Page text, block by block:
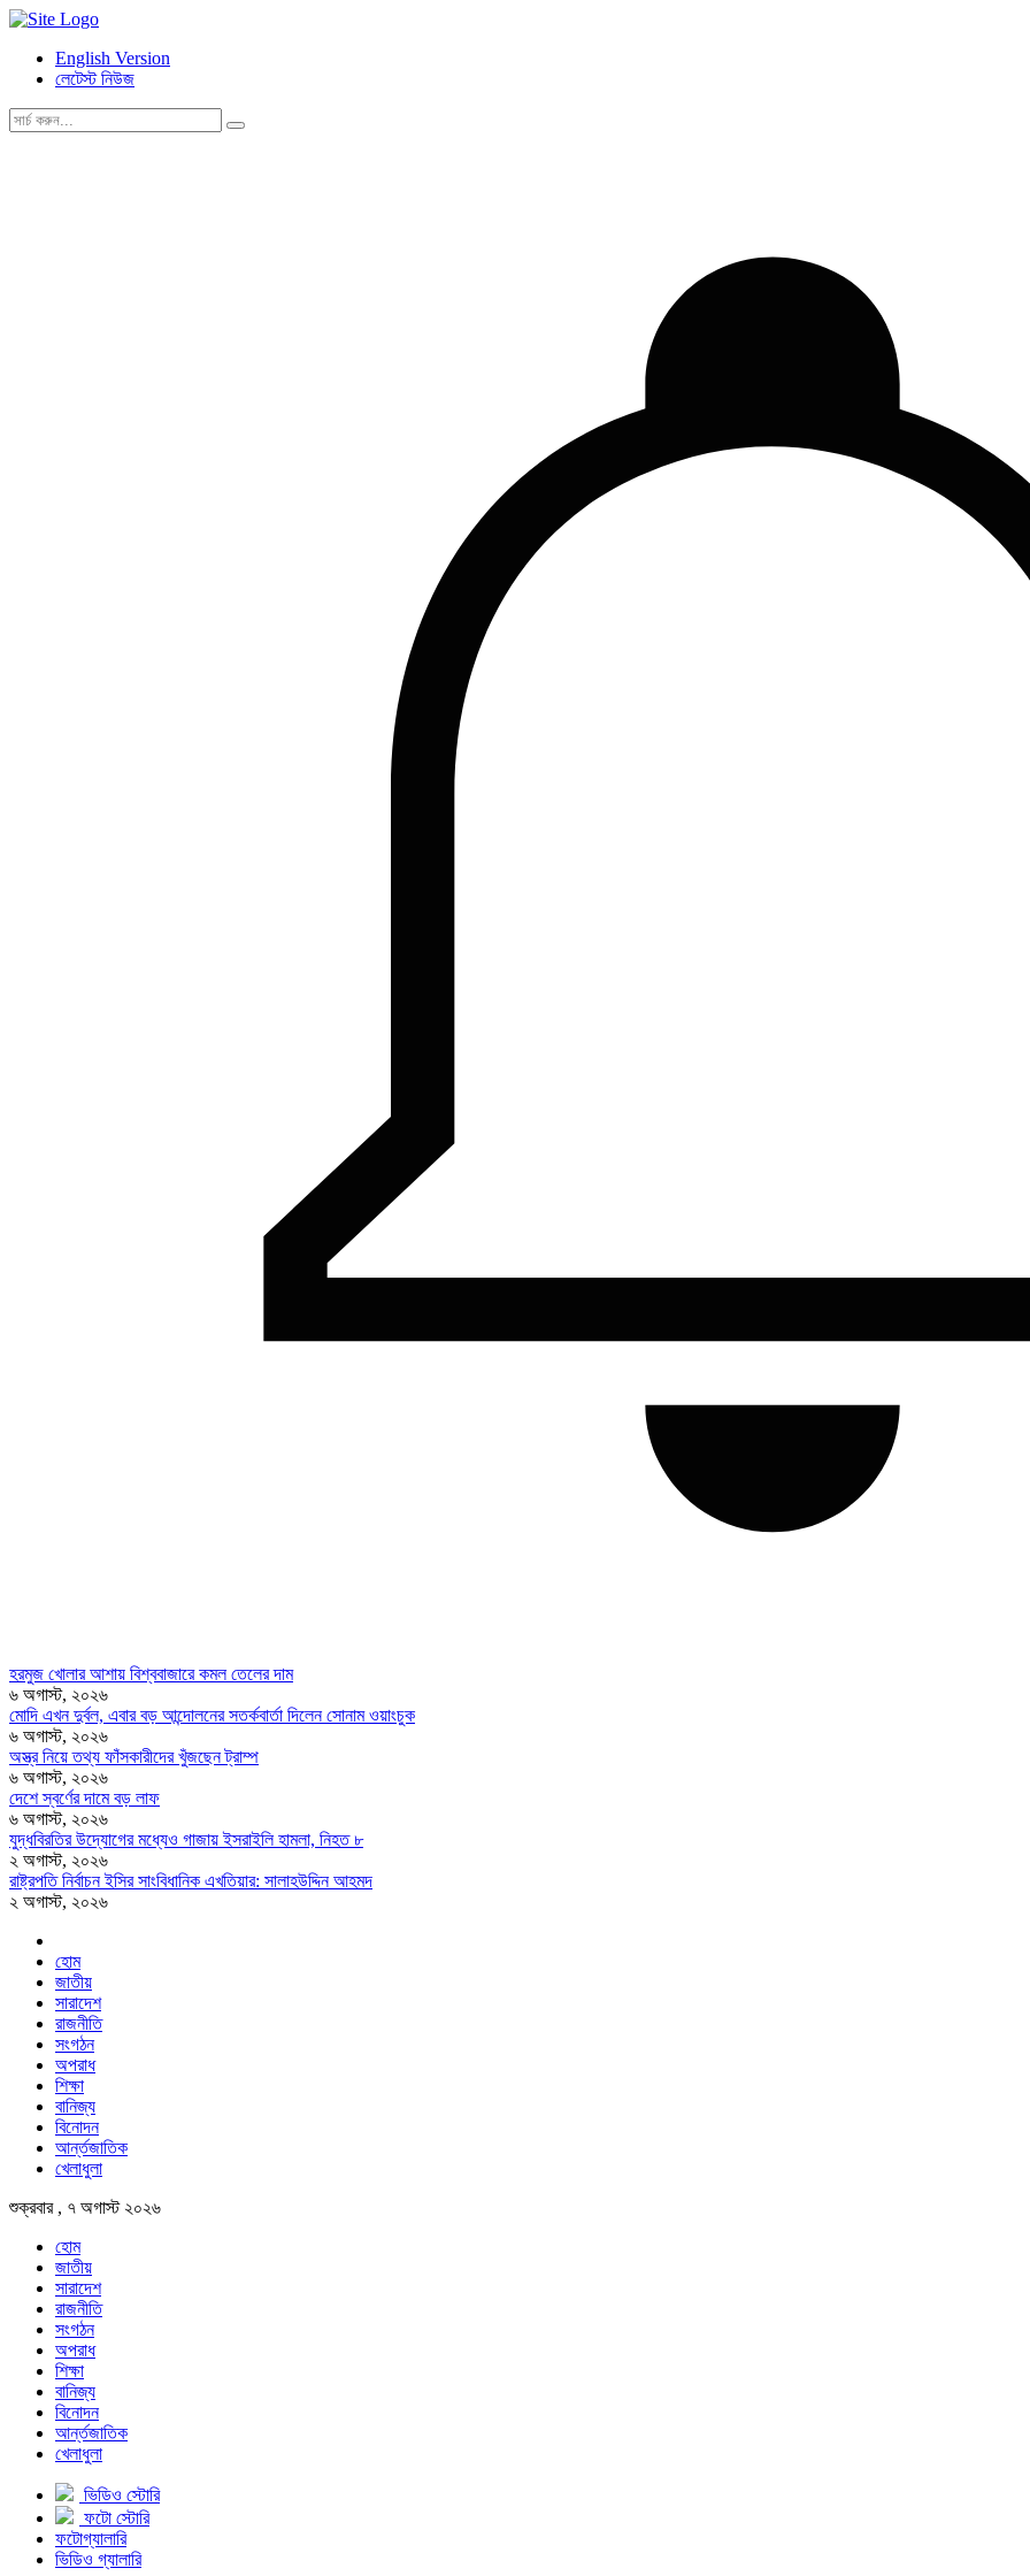
English Version
লেটেস্ট নিউজ
হরমুজ খোলার আশায় বিশ্ববাজারে কমল তেলের দাম
৬ অগাস্ট, ২০২৬
মোদি এখন দুর্বল, এবার বড় আন্দোলনের সতর্কবার্তা দিলেন সোনাম ওয়াংচুক
৬ অগাস্ট, ২০২৬
অস্ত্র নিয়ে তথ্য ফাঁসকারীদের খুঁজছেন ট্রাম্প
৬ অগাস্ট, ২০২৬
দেশে স্বর্ণের দামে বড় লাফ
৬ অগাস্ট, ২০২৬
যুদ্ধবিরতির উদ্যোগের মধ্যেও গাজায় ইসরাইলি হামলা, নিহত ৮
২ অগাস্ট, ২০২৬
রাষ্ট্রপতি নির্বাচন ইসির সাংবিধানিক এখতিয়ার: সালাহউদ্দিন আহমদ
২ অগাস্ট, ২০২৬
হোম
জাতীয়
সারাদেশ
রাজনীতি
সংগঠন
অপরাধ
শিক্ষা
বানিজ্য
বিনোদন
আর্ন্তজাতিক
খেলাধুলা
শুক্রবার , ৭ অগাস্ট ২০২৬
হোম
জাতীয়
সারাদেশ
রাজনীতি
সংগঠন
অপরাধ
শিক্ষা
বানিজ্য
বিনোদন
আর্ন্তজাতিক
খেলাধুলা
ভিডিও স্টোরি
ফটো স্টোরি
ফটোগ্যালারি
ভিডিও গ্যালারি